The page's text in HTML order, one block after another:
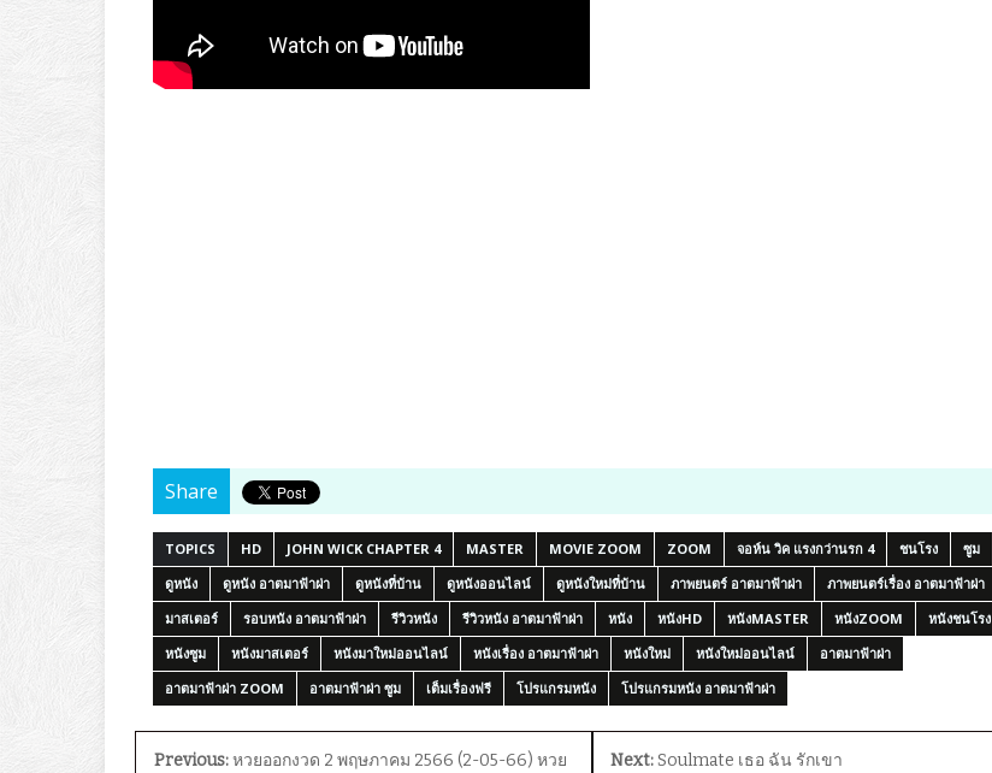
Share
TOPICS HD JOHN WICK CHAPTER 4 MASTER MOVIE ZOOM ZOOM จอห์น วิค แรงกว่านรก 4 ชนโรง
ซูม
ดูหนัง
ดูหนัง อาตมาฟ้าผ่า ดูหนังที่บ้าน ดูหนังออนไลน์ ดูหนังใหม่ที่บ้าน ภาพยนตร์ อาตมาฟ้าผ่า
ภาพยนตร์เรื่อง อาตมาฟ้าผ่า
มาสเตอร์
รอบหนัง อาตมาฟ้าผ่า รีวิวหนัง รีวิวหนัง อาตมาฟ้าผ่า หนัง หนังHD หนังMASTER หนังZOOM
หนังชนโรง
หนังซูม
หนังมาสเตอร์ หนังมาใหม่ออนไลน์ หนังเรื่อง อาตมาฟ้าผ่า หนังใหม่ หนังใหม่ออนไลน์
อาตมาฟ้าผ่า
อาตมาฟ้าผ่า ZOOM
อาตมาฟ้าผ่า ซูม เต็มเรื่องฟรี โปรแกรมหนัง โปรแกรมหนัง อาตมาฟ้าผ่า
Previous:หวยออกงวด 2 พฤษภาคม 2566 (2-05-66) หวย
Next:Soulmate เธอ ฉัน รักเขา